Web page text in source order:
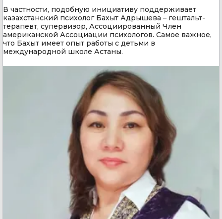
В частности, подобную инициативу поддерживает
казахстанский психолог Бахыт Адрышева – гештальт-
терапевт, супервизор, Ассоциированный Член
американской Ассоциации психологов. Самое важное,
что Бахыт имеет опыт работы с детьми в
международной школе Астаны.